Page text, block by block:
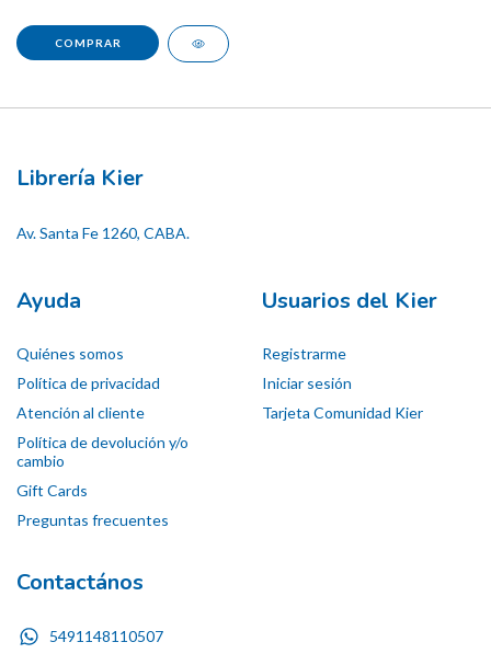
Librería Kier
Av. Santa Fe 1260, CABA.
Ayuda
Quiénes somos
Política de privacidad
Atención al cliente
Política de devolución y/o
cambio
Gift Cards
Preguntas frecuentes
Usuarios del Kier
Registrarme
Iniciar sesión
Tarjeta Comunidad Kier
Contactános
5491148110507